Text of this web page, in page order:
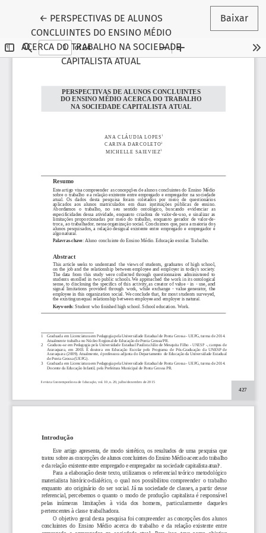
← Voltar aos Detalhes do Artigo
PERSPECTIVAS DE ALUNOS
CONCLUINTES DO ENSINO MÉDIO
ACERCA DO TRABALHO NA SOCIEDADE
CAPITALISTA ATUAL
Baixar